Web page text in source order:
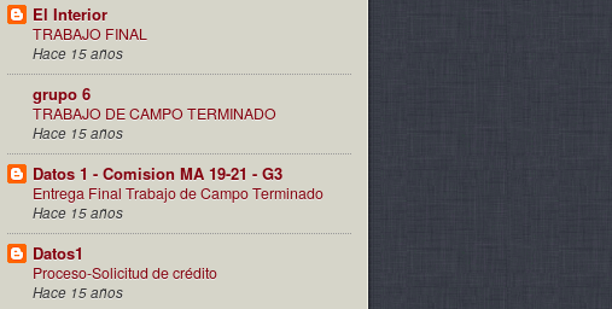
El Interior
TRABAJO FINAL
Hace 15 años
grupo 6
TRABAJO DE CAMPO TERMINADO
Hace 15 años
Datos 1 - Comision MA 19-21 - G3
Entrega Final Trabajo de Campo Terminado
Hace 15 años
Datos1
Proceso-Solicitud de crédito
Hace 15 años